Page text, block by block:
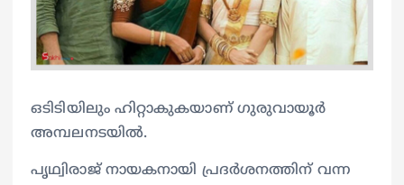
ഒടിടിയിലും ഹിറ്റാകുകയാണ് ഗുരുവായൂര്‍
അമ്പലനടയില്‍.
പൃഥ്വിരാജ് നായകനായി പ്രദര്‍ശനത്തിന് വന്ന